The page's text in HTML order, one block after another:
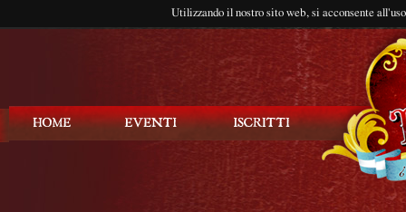
Utilizzando il nostro sito web, si acconsente